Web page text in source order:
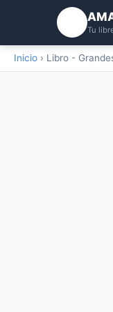
Tu
Inicio › Libro -